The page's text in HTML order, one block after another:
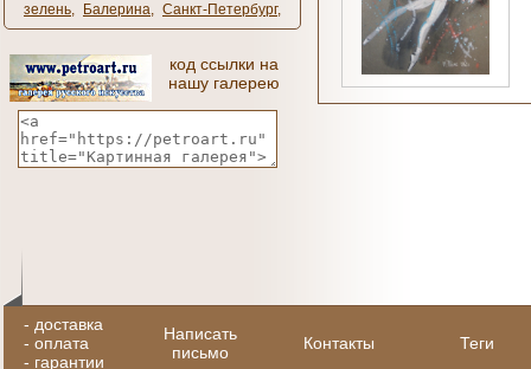
зелень, Балерина, Санкт-Петербург,
код ссылки на
нашу галерею
- доставка
- оплата
- гарантии
Написать
письмо
Контакты Теги